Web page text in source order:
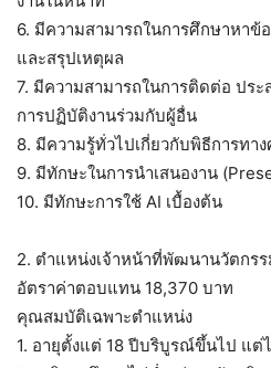
6. มีความสามารถในการศึกษาหาข้
และสรุปเหตุผล
7. มีความสามารถในการติดต่อ ปร
การปฏิบัติงานร่วมกับผู้อื่น
8. มีความรู้ทั่วไปเกี่ยวกับพิธีการทา
9. มีทักษะในการนำเสนองาน
10. มีทักษะการใช้ AI เบื้องต้น
2. ตำแหน่งเจ้าหน้าที่พัฒนานวัตกรร
อัตราค่าตอบแทน 18,370 บาท
คุณสมบัติเฉพาะตำแหน่ง
1. อายุตั้งแต่ 18 ปีบริบูรณ์ขึ้นไป แ